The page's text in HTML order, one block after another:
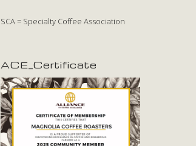
SCA = Specialty Coffee Association
ACE_Certificate